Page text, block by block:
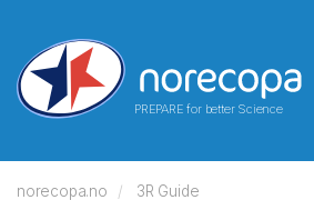
PREPARE for better Science
norecopa.no
3R Guide